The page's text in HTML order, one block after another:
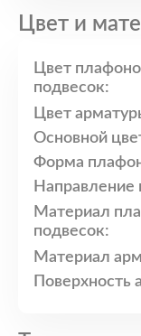
Цвет и
Цвет
подвесок:
Цвет
Основной
Форма
Направление
Материал
подвесок:
Материал
Поверхность